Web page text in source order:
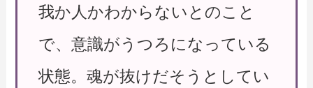
我か人かわからないとのこと
で、意識がうつろになっている
状態。魂が抜けだそうとしてい